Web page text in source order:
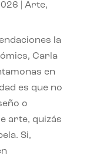
Arte,
la
Carla
en
es que no
o
arte, quizás
Si,